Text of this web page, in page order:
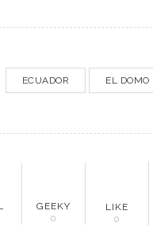
ECUADOR EL DOMO
GEEKY
0
LIKE
0